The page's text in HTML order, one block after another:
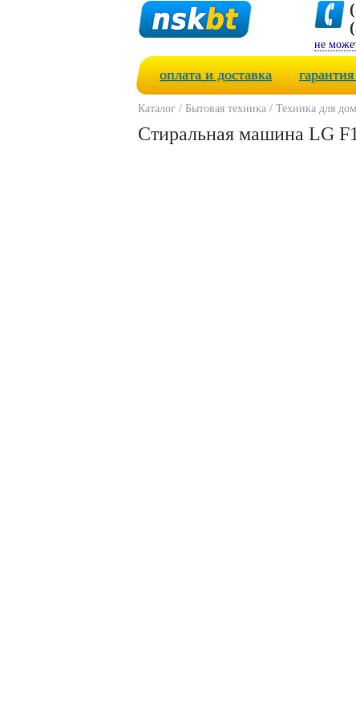
не
оплата и доставка
Каталог / Бытовая техника / Техника для
Стиральная машина LG